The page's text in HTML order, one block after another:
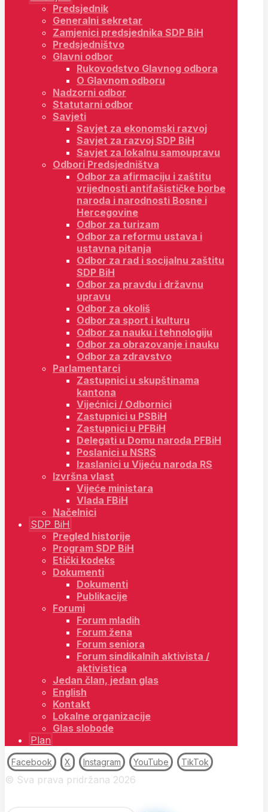
Predsjednik
Generalni sekretar
Zamjenici predsjednika SDP BiH
Predsjedništvo
Glavni odbor
Rukovodstvo Glavnog odbora
O Glavnom odboru
Nadzorni odbor
Statutarni odbor
Savjeti
Savjet za ekonomski razvoj
Savjet za razvoj SDP BiH
Savjet za lokalnu samoupravu
Odbori Predsjedništva
Odbor za afirmaciju i zaštitu
vrijednosti antifašističke borbe
naroda i narodnosti Bosne i
Hercegovine
Odbor za turizam
Odbor za reformu ustava i
ustavna pitanja
Odbor za rad i socijalnu zaštitu
SDP BiH
Odbor za pravdu i državnu
upravu
Odbor za okoliš
Odbor za sport i kulturu
Odbor za nauku i tehnologiju
Odbor za obrazovanje i nauku
Odbor za zdravstvo
Parlamentarci
Zastupnici u skupštinama
kantona
Vijećnici / Odbornici
Zastupnici u PSBiH
Zastupnici u PFBiH
Delegati u Domu naroda PFBiH
Poslanici u NSRS
Izaslanici u Vijeću naroda RS
Izvršna vlast
Vijeće ministara
Vlada FBiH
Načelnici
SDP BiH
Pregled historije
Program SDP BiH
Etički kodeks
Dokumenti
Dokumenti
Publikacije
Forumi
Forum mladih
Forum žena
Forum seniora
Forum sindikalnih aktivista /
aktivistica
Jedan član, jedan glas
English
Kontakt
Lokalne organizacije
Glas slobode
Plan
Facebook X Instagram YouTube TikTok
© Sva prava pridržana 2026